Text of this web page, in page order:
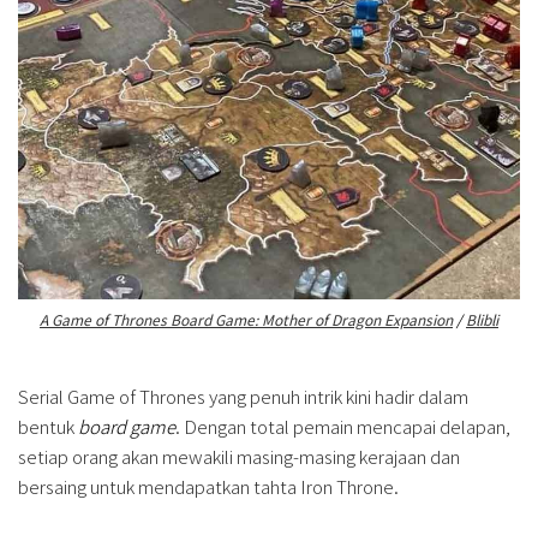
A Game of Thrones Board Game: Mother of Dragon Expansion/Blibli
Serial Game of Thrones yang penuh intrik kini hadir dalam
bentukboard game. Dengan total pemain mencapai delapan,
setiap orang akan mewakili masing-masing kerajaan dan
bersaing untuk mendapatkan tahta Iron Throne.